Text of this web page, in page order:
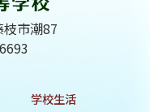
市潮87
学校生活